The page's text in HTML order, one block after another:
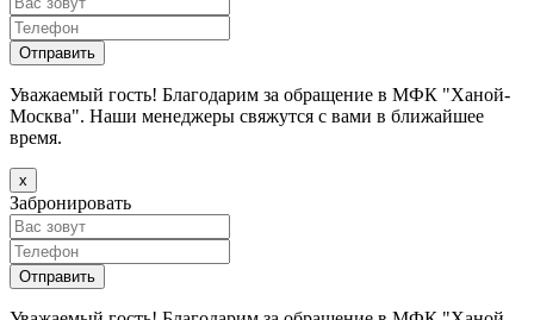
Уважаемый гость! Благодарим за обращение в МФК "Ханой-
Москва". Наши менеджеры свяжутся с вами в ближайшее
время.
х
Забронировать